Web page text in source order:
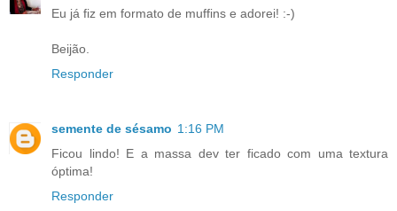
Eu já fiz em formato de muffins e adorei! :-)
Beijão.
Responder
semente de sésamo 1:16 PM
Ficou lindo! E a massa dev ter ficado com uma textura
óptima!
Responder